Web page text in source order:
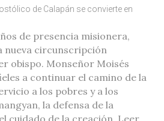
de Calapán se convierte en
de presencia misionera,
nueva circunscripción
obispo. Monseñor Moisés
a continuar el camino de la
a los pobres y a los
la defensa de la
cuidado de la creación. Leer